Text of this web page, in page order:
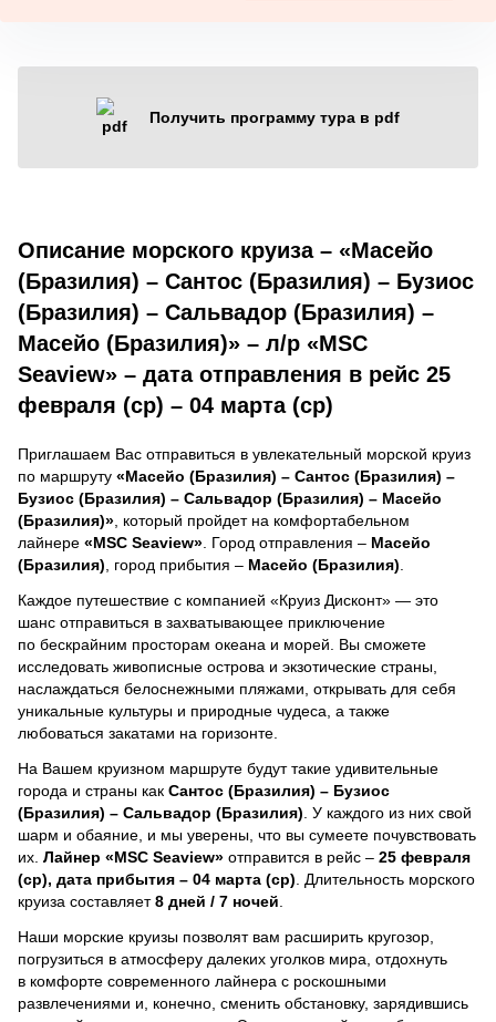
Получить программу тура в pdf
Описание морского круиза – «Масейо
(Бразилия) – Сантос (Бразилия) – Бузиос
(Бразилия) – Сальвадор (Бразилия) –
Масейо (Бразилия)» – л/р «MSC
Seaview» – дата отправления в рейс 25
февраля (ср) – 04 марта (ср)
Приглашаем Вас отправиться в увлекательный морской круиз
по маршруту «Масейо (Бразилия) – Сантос (Бразилия) –
Бузиос (Бразилия) – Сальвадор (Бразилия) – Масейо
(Бразилия)» , который пройдет на комфортабельном
лайнере «MSC Seaview» . Город отправления – Масейо
(Бразилия) , город прибытия – Масейо (Бразилия)
Каждое путешествие с компанией «Круиз Дисконт» — это
шанс отправиться в захватывающее приключение
по бескрайним просторам океана и морей. Вы сможете
исследовать живописные острова и экзотические страны,
наслаждаться белоснежными пляжами, открывать для себя
уникальные культуры и природные чудеса, а также
любоваться закатами на горизонте.
На Вашем круизном маршруте будут такие удивительные
города и страны как Сантос (Бразилия) – Бузиос
(Бразилия) – Сальвадор (Бразилия) . У каждого из них свой
шарм и обаяние, и мы уверены, что вы сумеете почувствовать
их. Лайнер «MSC Seaview» отправится в рейс – 25 февраля
(ср), дата прибытия – 04 марта (ср) . Длительность морского
круиза составляет8 дней / 7 ночей
Наши морские круизы позволят вам расширить кругозор,
погрузиться в атмосферу далеких уголков мира, отдохнуть
в комфорте современного лайнера с роскошными
развлечениями и, конечно, сменить обстановку, зарядившись